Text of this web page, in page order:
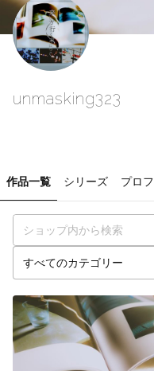
unmasking323
作品一覧 シリーズ プロ